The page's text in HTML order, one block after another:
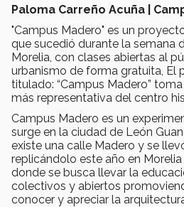
Paloma Carreño Acuña |
"Campus Madero" es un
que sucedió durante la semana
Morelia, con clases abiertas al
urbanismo de forma gratuita, El
titulado: “Campus Madero”
más representativa del centro
Campus Madero es un
surge en la ciudad de León
existe una calle Madero y se
replicándolo este año en
donde se busca llevar la
colectivos y abiertos
conocer y apreciar la